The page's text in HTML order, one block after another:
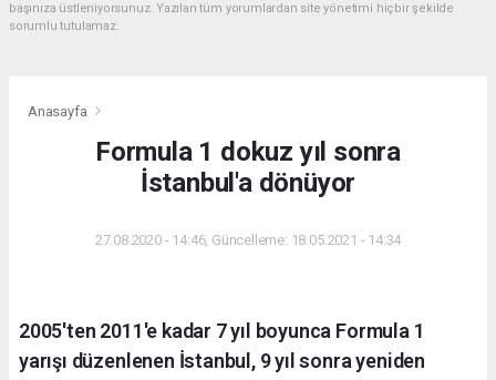
başınıza üstleniyorsunuz. Yazılan tüm yorumlardan site yönetimi hiçbir şekilde
sorumlu tutulamaz.
Anasayfa
Formula 1 dokuz yıl sonra
İstanbul'a dönüyor
27.08.2020 - 14:46, Güncelleme: 18.05.2021 - 14:34
2005'ten 2011'e kadar 7 yıl boyunca Formula 1
yarışı düzenlenen İstanbul, 9 yıl sonra yeniden